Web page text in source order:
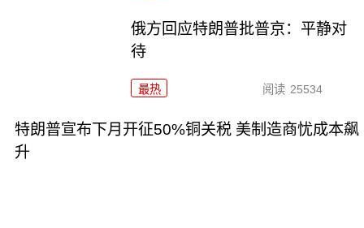
俄方回应特朗普批普京：平静对
待
最热 阅读 25534
特朗普宣布下月开征50%铜关税 美制造商忧成本飙
升